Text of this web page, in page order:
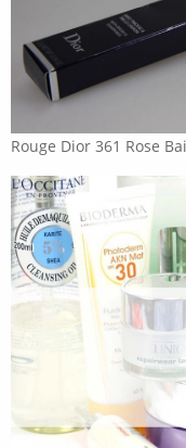
Rouge Dior 361 Rose